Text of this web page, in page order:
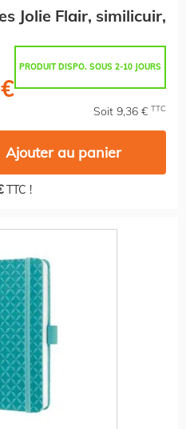
Jolie Flair, similicuir,
PRODUIT DISPO. SOUS 2-10 JOURS
Soit 9,36 € TTC
Ajouter au panier
TTC !